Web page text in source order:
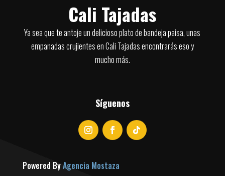
Cali Tajadas
Ya sea que te antoje un delicioso plato de bandeja paisa, unas
empanadas crujientes en Cali Tajadas encontrarás eso y
mucho más.
Síguenos
Powered ByAgencia Mostaza